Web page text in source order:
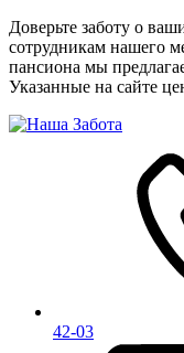
Доверьте заботу о
сотрудникам нашего
пансиона мы
Указанные на сайте
42-03